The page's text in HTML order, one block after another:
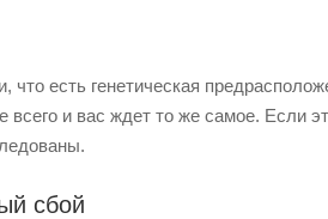
что есть генетическая
всего и вас ждет то же самое. Если
сбой